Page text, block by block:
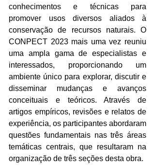
conhecimentos e técnicas para
promover usos diversos aliados à
conservação de recursos naturais. O
CONPECT 2023 mais uma vez reuniu
uma ampla gama de especialistas e
interessados, proporcionando um
ambiente único para explorar, discutir e
disseminar mudanças e avanços
conceituais e teóricos. Através de
artigos empíricos, revisões e relatos de
experiência, os participantes abordaram
questões fundamentais nas três áreas
temáticas centrais, que resultaram na
organização de três seções desta obra.